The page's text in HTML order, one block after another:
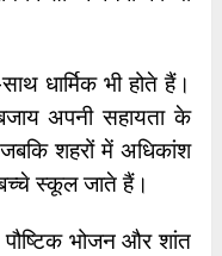
धार्मिक भी होते हैं।
अपनी सहायता के
शहरों में अधिकांश
स्कूल जाते हैं।
पौष्टिक भोजन और शांत